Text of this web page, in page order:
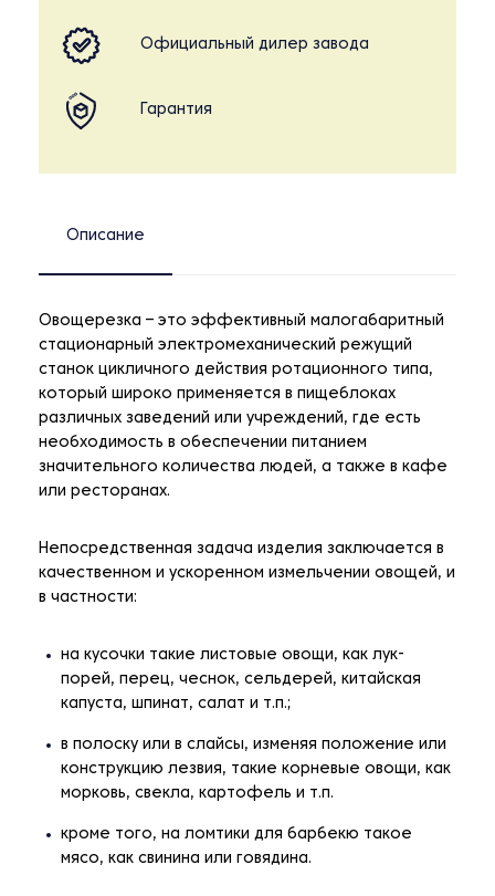
Официальный дилер завода
Гарантия
Описание
Овощерезка – это эффективный малогабаритный
стационарный электромеханический режущий
станок цикличного действия ротационного типа,
который широко применяется в пищеблоках
различных заведений или учреждений, где есть
необходимость в обеспечении питанием
значительного количества людей, а также в кафе
или ресторанах.
Непосредственная задача изделия заключается в
качественном и ускоренном измельчении овощей, и
в частности:
на кусочки такие листовые овощи, как лук-
порей, перец, чеснок, сельдерей, китайская
капуста, шпинат, салат и т.п.;
в полоску или в слайсы, изменяя положение или
конструкцию лезвия, такие корневые овощи, как
морковь, свекла, картофель и т.п.
кроме того, на ломтики для барбекю такое
мясо, как свинина или говядина.